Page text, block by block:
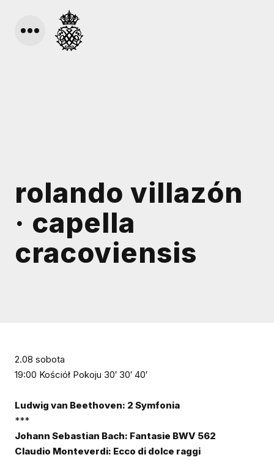
rolando villazón
· capella
cracoviensis
2.08 sobota
19:00 Kościół Pokoju 30′ 30′ 40′
Ludwig van Beethoven: 2 Symfonia
***
Johann Sebastian Bach: Fantasie BWV 562
Claudio Monteverdi: Ecco di dolce raggi